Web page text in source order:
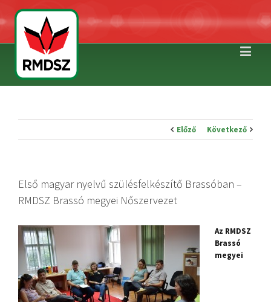
Előző Következő
Első magyar nyelvű szülésfelkészítő Brassóban –
RMDSZ Brassó megyei Nőszervezet
Az RMDSZ
Brassó
megyei